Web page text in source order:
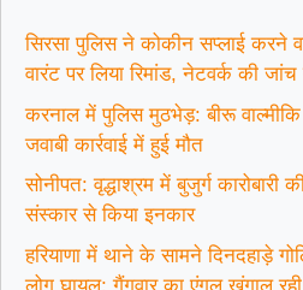
सिरसा पुलिस ने कोकीन सप्लाई करने
वारंट पर लिया रिमांड, नेटवर्क की
करनाल में पुलिस मुठभेड़: बीरू वाल्मीकि
जवाबी कार्रवाई में हुई मौत
सोनीपत: वृद्धाश्रम में बुजुर्ग कारोबारी
संस्कार से किया इनकार
हरियाणा में थाने के सामने दिनदहाड़े
लोग घायल; गैंगवार का एंगल खंगाल